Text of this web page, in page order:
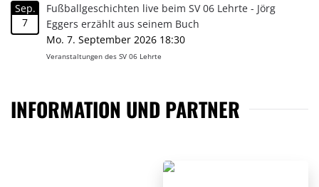
Sep.
7
Fußballgeschichten live beim SV 06 Lehrte - Jörg
Eggers erzählt aus seinem Buch
Mo. 7. September 2026 18:30
Veranstaltungen des SV 06 Lehrte
INFORMATION UND PARTNER